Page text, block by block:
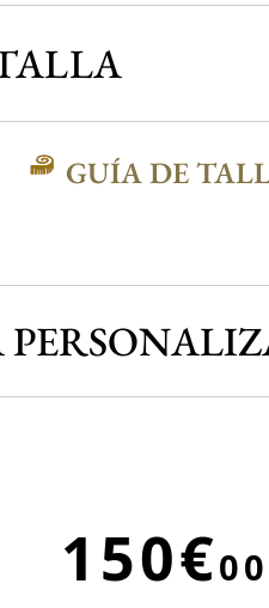
GUÍA DE
150€00